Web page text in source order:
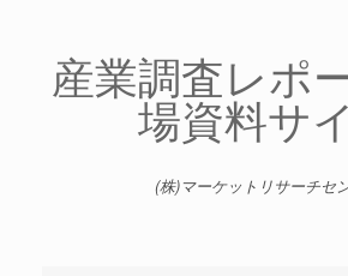
産業調査レポ
場資料サ
(株)マーケットリサーチセ